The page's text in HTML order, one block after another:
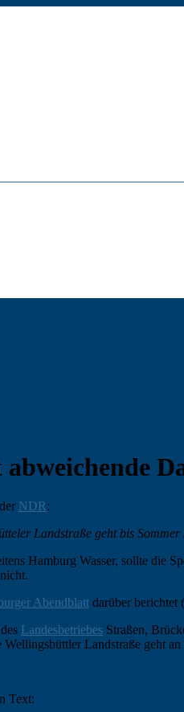
NDR:
Landstraße geht bis
Hamburg Wasser, sollte die
Abendblatt darüber berichtet
Landesbetriebes Straßen,
Wellingsbüttler Landstraße geht
Text: